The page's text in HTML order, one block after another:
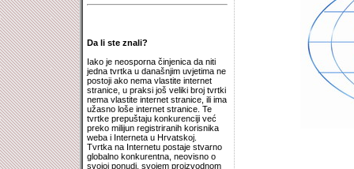
Da li ste znali?
Iako je neosporna činjenica da niti
jedna tvrtka u današnjim uvjetima ne
postoji ako nema vlastite internet
stranice, u praksi još veliki broj tvrtki
nema vlastite internet stranice, ili ima
užasno loše internet stranice. Te
tvrtke prepuštaju konkurenciji već
preko milijun registriranih korisnika
weba i Interneta u Hrvatskoj.
Tvrtka na Internetu postaje stvarno
globalno konkurentna, neovisno o
svojoj ponudi, svojem proizvodnom